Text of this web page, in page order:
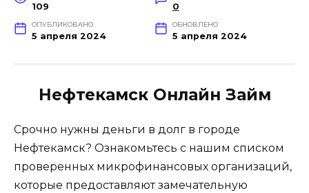
109 0
ОПУБЛИКОВАНО
5 апреля 2024
ОБНОВЛЕНО
5 апреля 2024
Нефтекамск Онлайн Займ
Срочно нужны деньги в долг в городе
Нефтекамск? Ознакомьтесь с нашим списком
проверенных микрофинансовых организаций,
которые предоставляют замечательную